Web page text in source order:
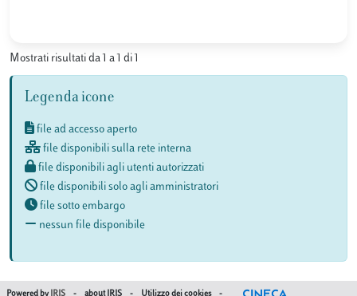
Mostrati risultati da 1 a 1 di 1
Legenda icone
file ad accesso aperto
file disponibili sulla rete interna
file disponibili agli utenti autorizzati
file disponibili solo agli amministratori
file sotto embargo
nessun file disponibile
Powered by IRIS - about IRIS - Utilizzo dei cookies -